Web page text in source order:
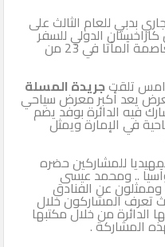
بدبي للعام الثالث على
الدولي للسفر
والسياحة التي تبدأ أعمالها في العاصمة آلمآتا في 23 من
امس تلقتجريدة المسلة
يعد أكبر معرض سياحي
فيه الدائرة بوفد يضم
في الإمارة ويمثل
للمشاركين حضره
.. ومحمد عيسى
عن الفنادق
تعرف المشاركون خلال
الدائرة من خلال مكتبها
المشاركة .